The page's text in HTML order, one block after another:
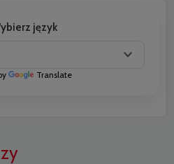
język
Translate